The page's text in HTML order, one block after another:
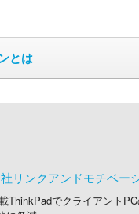
とは
リンクアンドモチベー
ThinkPadでクライアント